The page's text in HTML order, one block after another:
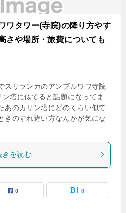
ワタワー(寺院)の降り方やす
さや場所・旅費についても
スリランカのアンブルワワ寺院
塔に似てると話題になってま
あのカリン塔にどのくらい似て
きのすれ違い方なんかが気にな
きを読む
0 0